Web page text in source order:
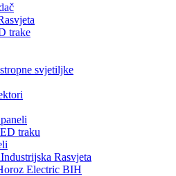
trake
svjetiljke
traku
Industrijska Rasvjeta
Electric BIH